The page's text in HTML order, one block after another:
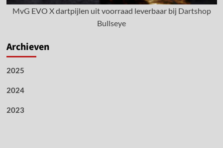
MvG EVO X dartpijlen uit voorraad leverbaar bij Dartshop
Bullseye
Archieven
2025
2024
2023